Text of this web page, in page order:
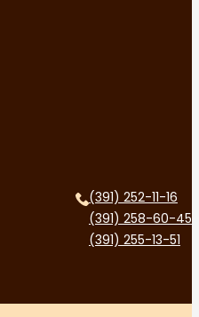
(391) 252-11-16
(391) 258-60-45
(391) 255-13-51